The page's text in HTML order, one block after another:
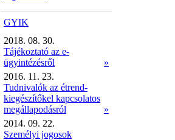
GYIK
2018. 08. 30.
Tájékoztató az e-
ügyintézésről
»
2016. 11. 23.
Tudnivalók az étrend-
kiegészítőkel kapcsolatos
megállapodásról
»
2014. 09. 22.
Személyi jogosok